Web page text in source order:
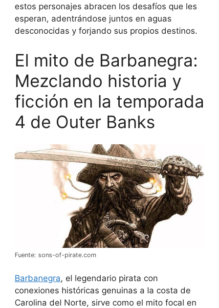
estos personajes abracen los desafíos que les
esperan, adentrándose juntos en aguas
desconocidas y forjando sus propios destinos.
El mito de Barbanegra:
Mezclando historia y
ficción en la temporada
4 de Outer Banks
Fuente: sons-of-pirate.com
Barbanegra, el legendario pirata con
conexiones históricas genuinas a la costa de
Carolina del Norte, sirve como el mito focal en